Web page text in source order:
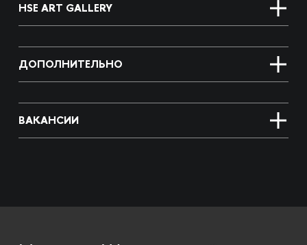
HSE ART GALLERY
ДОПОЛНИТЕЛЬНО
ВАКАНСИИ